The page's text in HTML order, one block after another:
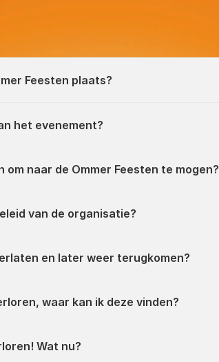
Feesten plaats?
het evenement?
om naar de Ommer Feesten te mogen?
van de organisatie?
en later weer terugkomen?
waar kan ik deze vinden?
Wat nu?